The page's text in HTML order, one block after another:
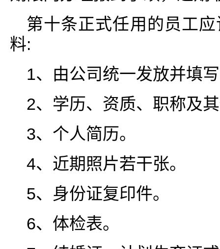
第十条正式任用的员工
料:
1、由公司统一发放并填
2、学历、资质、职称及
3、个人简历。
4、近期照片若干张。
5、身份证复印件。
6、体检表。